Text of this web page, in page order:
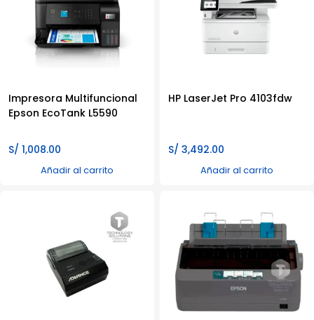
Impresora Multifuncional
Epson EcoTank L5590
S/ 1,008.00
Añadir al carrito
HP LaserJet Pro 4103fdw
S/ 3,492.00
Añadir al carrito